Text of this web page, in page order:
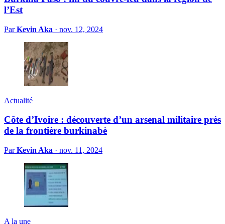
l’Est
ParKevin Aka · nov. 12, 2024
Actualité
Côte d’Ivoire : découverte d’un arsenal militaire près
de la frontière burkinabè
ParKevin Aka · nov. 11, 2024
A la une